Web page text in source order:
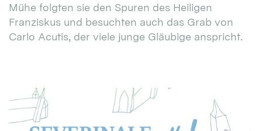
Mühe folgten sie den Spuren des Heiligen
Franziskus und besuchten auch das Grab von
Carlo Acutis, der viele junge Gläubige anspricht.